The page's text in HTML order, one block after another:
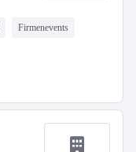
Firmenevents